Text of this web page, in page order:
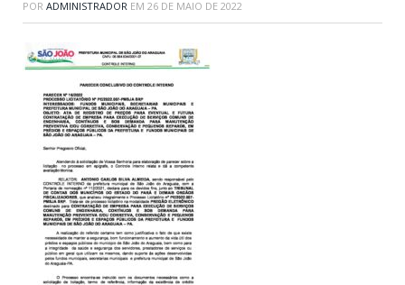
POR ADMINISTRADOR EM 26 DE MAIO DE 2022